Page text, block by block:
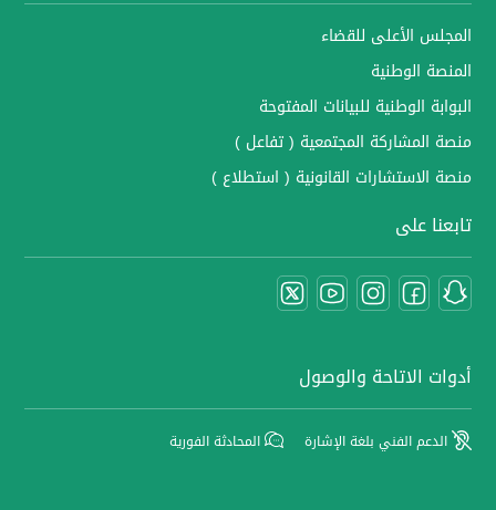
المجلس الأعلى للقضاء
المنصة الوطنية
البوابة الوطنية للبيانات المفتوحة
منصة المشاركة المجتمعية ( تفاعل )
منصة الاستشارات القانونية ( استطلاع )
تابعنا على
أدوات الاتاحة والوصول
الدعم الفني بلغة الإشارة المحادثة الفورية